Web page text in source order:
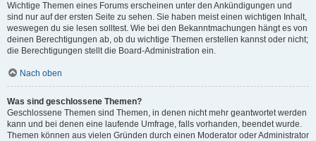
Wichtige Themen eines Forums erscheinen unter den Ankündigungen und
sind nur auf der ersten Seite zu sehen. Sie haben meist einen wichtigen Inhalt,
weswegen du sie lesen solltest. Wie bei den Bekanntmachungen hängt es von
deinen Berechtigungen ab, ob du wichtige Themen erstellen kannst oder nicht;
die Berechtigungen stellt die Board-Administration ein.
Nach oben
Was sind geschlossene Themen?
Geschlossene Themen sind Themen, in denen nicht mehr geantwortet werden
kann und bei denen eine laufende Umfrage, falls vorhanden, beendet wurde.
Themen können aus vielen Gründen durch einen Moderator oder Administrator